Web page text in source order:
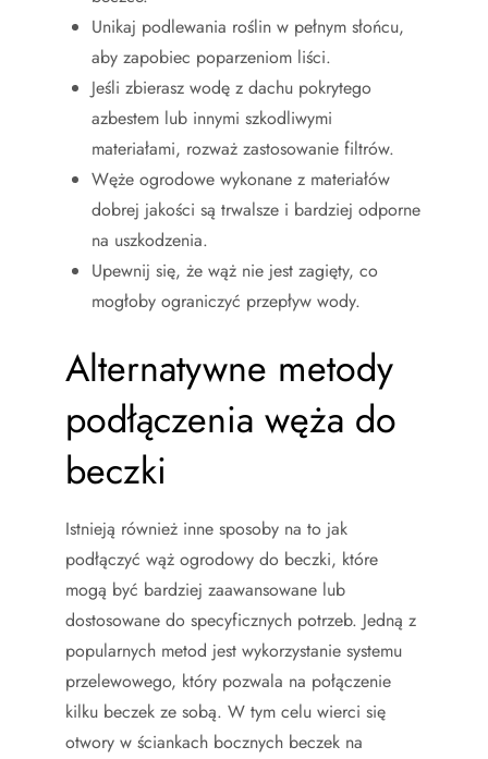
Unikaj podlewania roślin w pełnym słońcu,
aby zapobiec poparzeniom liści.
Jeśli zbierasz wodę z dachu pokrytego
azbestem lub innymi szkodliwymi
materiałami, rozważ zastosowanie filtrów.
Węże ogrodowe wykonane z materiałów
dobrej jakości są trwalsze i bardziej odporne
na uszkodzenia.
Upewnij się, że wąż nie jest zagięty, co
mogłoby ograniczyć przepływ wody.
Alternatywne metody
podłączenia węża do
beczki
Istnieją również inne sposoby na to jak
podłączyć wąż ogrodowy do beczki, które
mogą być bardziej zaawansowane lub
dostosowane do specyficznych potrzeb. Jedną z
popularnych metod jest wykorzystanie systemu
przelewowego, który pozwala na połączenie
kilku beczek ze sobą. W tym celu wierci się
otwory w ściankach bocznych beczek na